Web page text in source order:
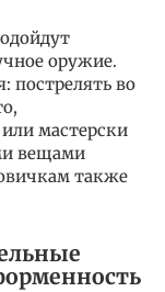
оружие.
пострелять во
мастерски
вещами
также